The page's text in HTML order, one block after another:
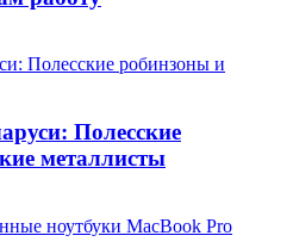
Полесские
металлисты